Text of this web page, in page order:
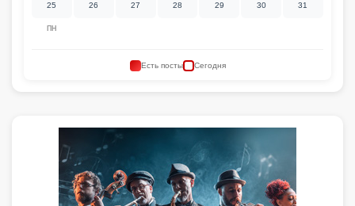
ПН
25 26 27 28 29 30 31
Есть посты Сегодня